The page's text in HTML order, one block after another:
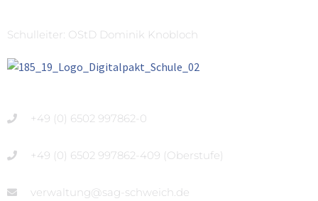
Schulleiter: OStD Dominik Knobloch
+49 (0) 6502 997862-0
+49 (0) 6502 997862-409 (Oberstufe)
verwaltung@sag-schweich.de